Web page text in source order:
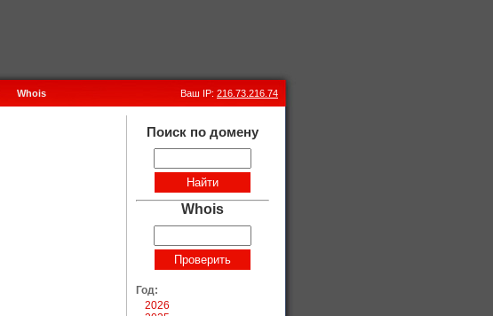
Whois Ваш IP: 216.73.216.74
Поиск по домену
Whois
Год:
2026